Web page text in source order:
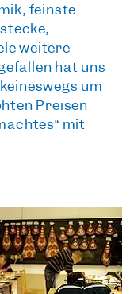
, feinste
weitere
hat uns
um
Preisen
mit